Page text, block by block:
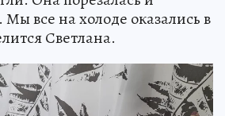
все на холоде оказались в
Светлана.